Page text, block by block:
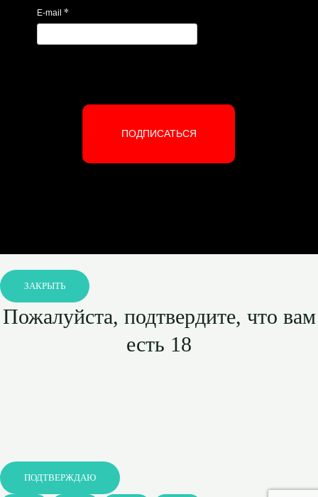
E-mail *
ПОДПИСАТЬСЯ
ЗАКРЫТЬ
Пожалуйста, подтвердите, что вам
есть 18
ПОДТВЕРЖДАЮ